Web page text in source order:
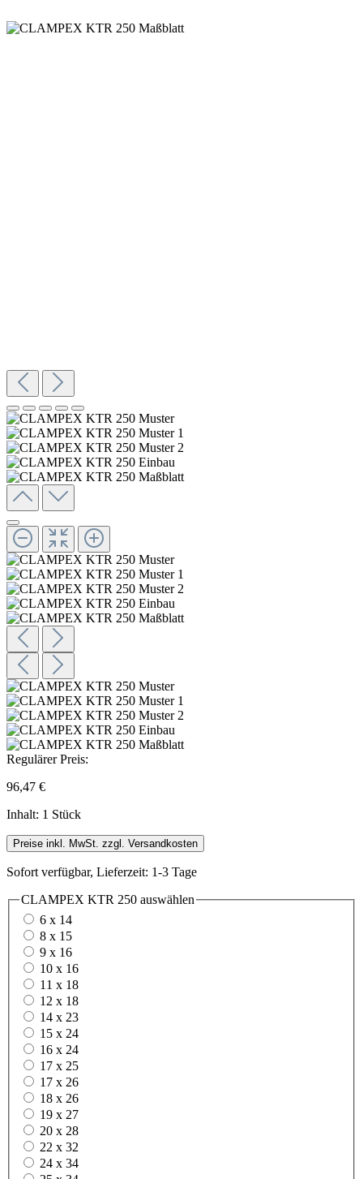
Regulärer Preis:
96,47 €
Inhalt: 1 Stück
Preise inkl. MwSt. zzgl. Versandkosten
Sofort verfügbar, Lieferzeit: 1-3 Tage
CLAMPEX KTR 250 auswählen
6 x 14
8 x 15
9 x 16
10 x 16
11 x 18
12 x 18
14 x 23
15 x 24
16 x 24
17 x 25
17 x 26
18 x 26
19 x 27
20 x 28
22 x 32
24 x 34